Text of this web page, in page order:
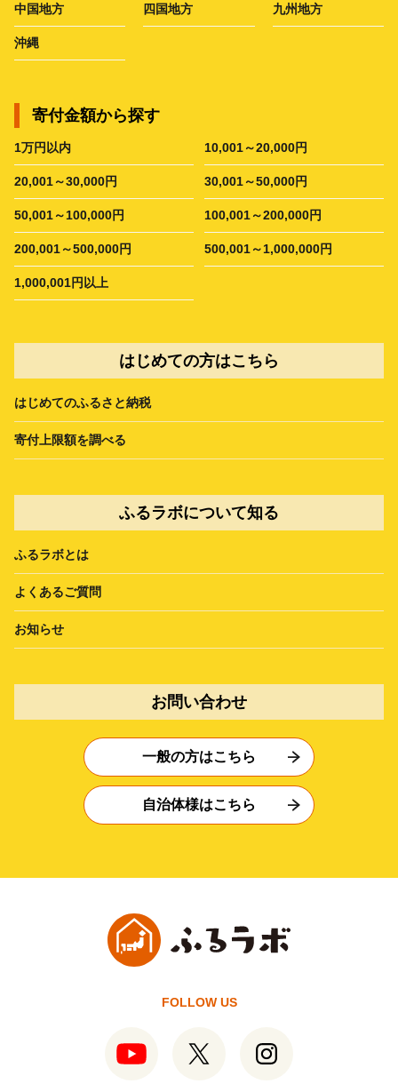
中国地方 四国地方 九州地方
沖縄
寄付金額から探す
1万円以内 10,001～20,000円
20,001～30,000円 30,001～50,000円
50,001～100,000円 100,001～200,000円
200,001～500,000円 500,001～1,000,000円
1,000,001円以上
はじめての方はこちら
はじめてのふるさと納税
寄付上限額を調べる
ふるラボについて知る
ふるラボとは
よくあるご質問
お知らせ
お問い合わせ
一般の方はこちら
自治体様はこちら
FOLLOW US